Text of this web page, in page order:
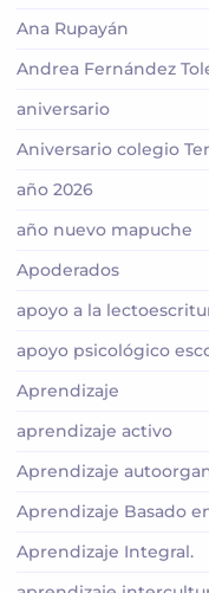
Ana Rupayán
Andrea Fernández
aniversario
Aniversario colegio
año 2026
año nuevo mapuche
Apoderados
apoyo a la
apoyo psicológico
Aprendizaje
aprendizaje activo
Aprendizaje
Aprendizaje Basado
Aprendizaje Integral.